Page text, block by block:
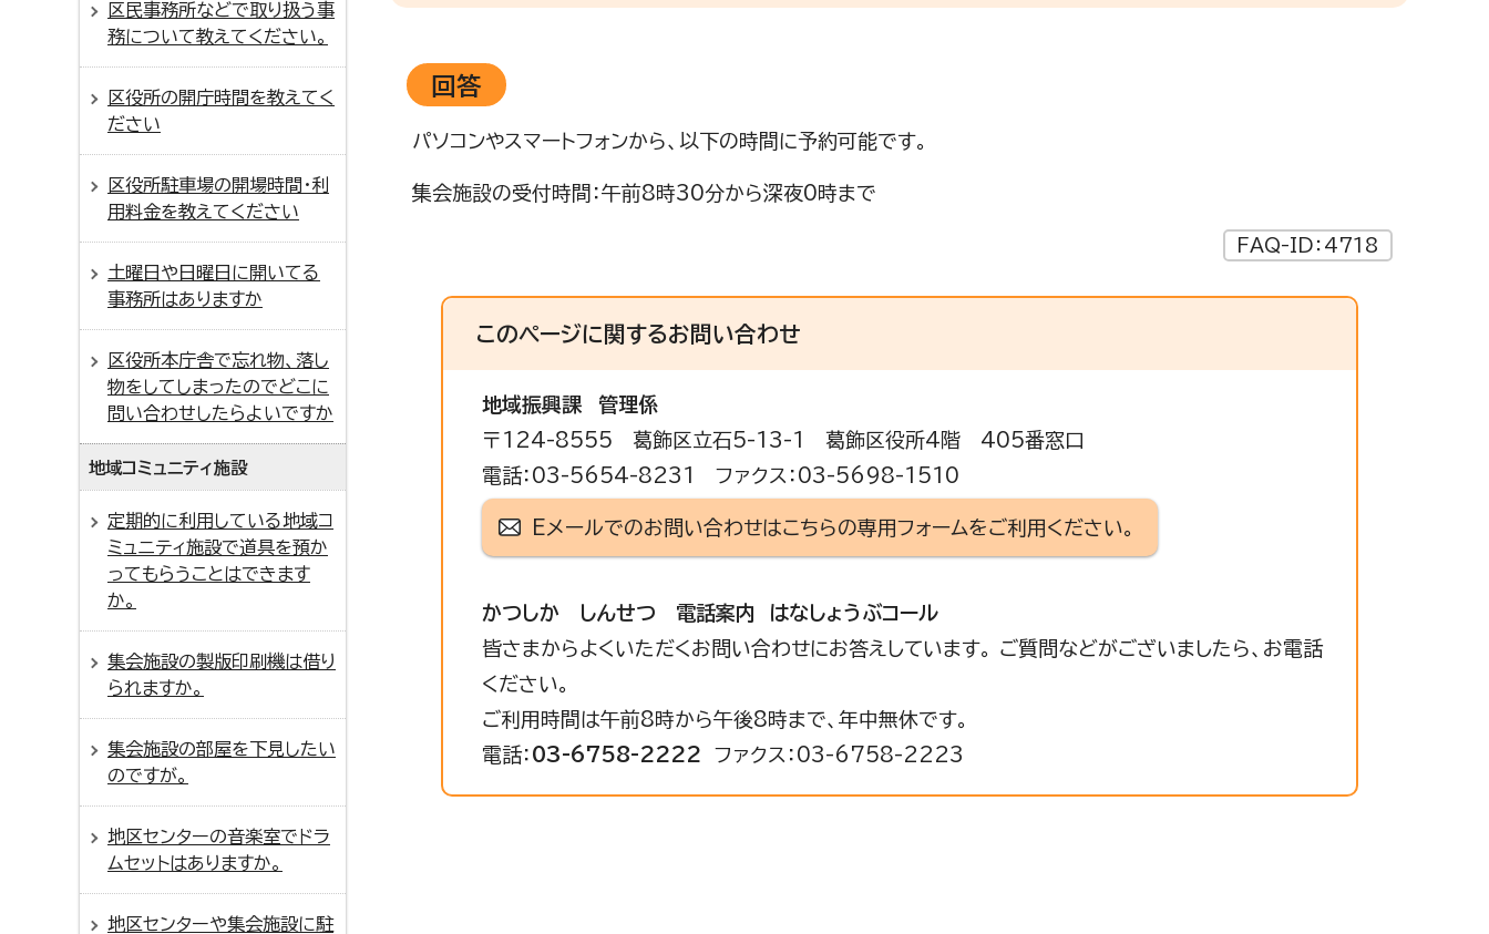
回答
パソコンやスマートフォンから、以下の時間に予約可能です。
集会施設の受付時間：午前8時30分から深夜0時まで
FAQ-ID：4718
このページに関するお問い合わせ
地域振興課
管理係
〒124-8555 葛飾区立石5-13-1 葛飾区役所4階 405番窓口
電話：03-5654-8231 ファクス：03-5698-1510
Eメールでのお問い合わせはこちらの専用フォームをご利用ください。
かつしか しんせつ 電話案内 はなしょうぶコール
皆さまからよくいただくお問い合わせにお答えしています。 ご質問などがございましたら、お電話
ください。
ご利用時間は午前8時から午後8時まで、年中無休です。
電話： 03-6758-2222 ファクス：03-6758-2223
区民事務所などで取り扱う事
務について教えてください。
区役所の開庁時間を教えてく
ださい
区役所駐車場の開場時間・利
用料金を教えてください
土曜日や日曜日に開いてる
事務所はありますか
区役所本庁舎で忘れ物、落し
物をしてしまったのでどこに
問い合わせしたらよいですか
地域コミュニティ施設
定期的に利用している地域コ
ミュニティ施設で道具を預か
ってもらうことはできます
か。
集会施設の製版印刷機は借り
られますか。
集会施設の部屋を下見したい
のですが。
地区センターの音楽室でドラ
ムセットはありますか。
地区センターや集会施設に駐